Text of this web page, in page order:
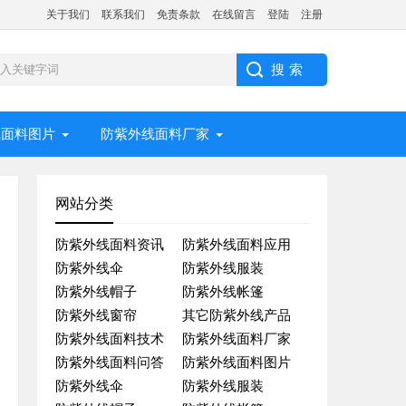
关于我们 联系我们 免责条款 在线留言 登陆 注册
料图片 防紫外线面料厂家
网站分类
防紫外线面料资讯
防紫外线面料应用
防紫外线伞
防紫外线服装
防紫外线帽子
防紫外线帐篷
防紫外线窗帘
其它防紫外线产品
防紫外线面料技术
防紫外线面料厂家
防紫外线面料问答
防紫外线面料图片
防紫外线伞
防紫外线服装